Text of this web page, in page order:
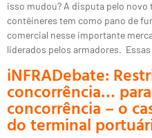
isso mudou? A disputa pelo
contêineres tem como pano de
comercial nesse importante
liderados pelos armadores.
iNFRADebate:
concorrência…
concorrência – o
do terminal